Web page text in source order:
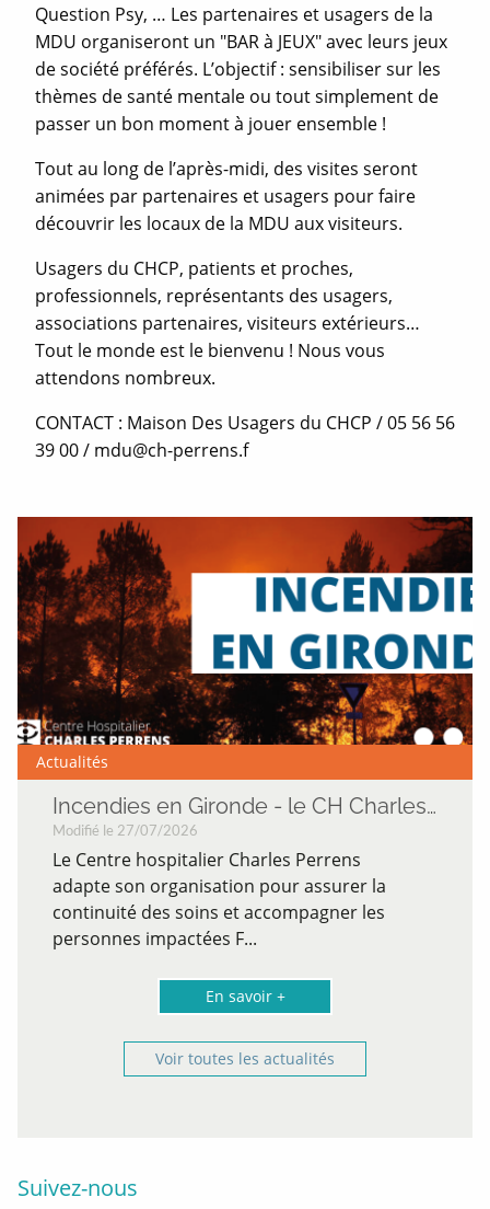
Question Psy, … Les partenaires et usagers de la
MDU organiseront un "BAR à JEUX" avec leurs jeux
de société préférés. L’objectif : sensibiliser sur les
thèmes de santé mentale ou tout simplement de
passer un bon moment à jouer ensemble !
Tout au long de l’après-midi, des visites seront
animées par partenaires et usagers pour faire
découvrir les locaux de la MDU aux visiteurs.
Usagers du CHCP, patients et proches,
professionnels, représentants des usagers,
associations partenaires, visiteurs extérieurs…
Tout le monde est le bienvenu ! Nous vous
attendons nombreux.
CONTACT : Maison Des Usagers du CHCP / 05 56 56
39 00 / mdu@ch-perrens.f
Actualités
Incendies en Gironde - le CH Charles Perrens mobilisé
Modifié le 27/07/2026
Le Centre hospitalier Charles Perrens
adapte son organisation pour assurer la
continuité des soins et accompagner les
personnes impactées F...
En savoir +
Voir toutes les actualités
Suivez-nous